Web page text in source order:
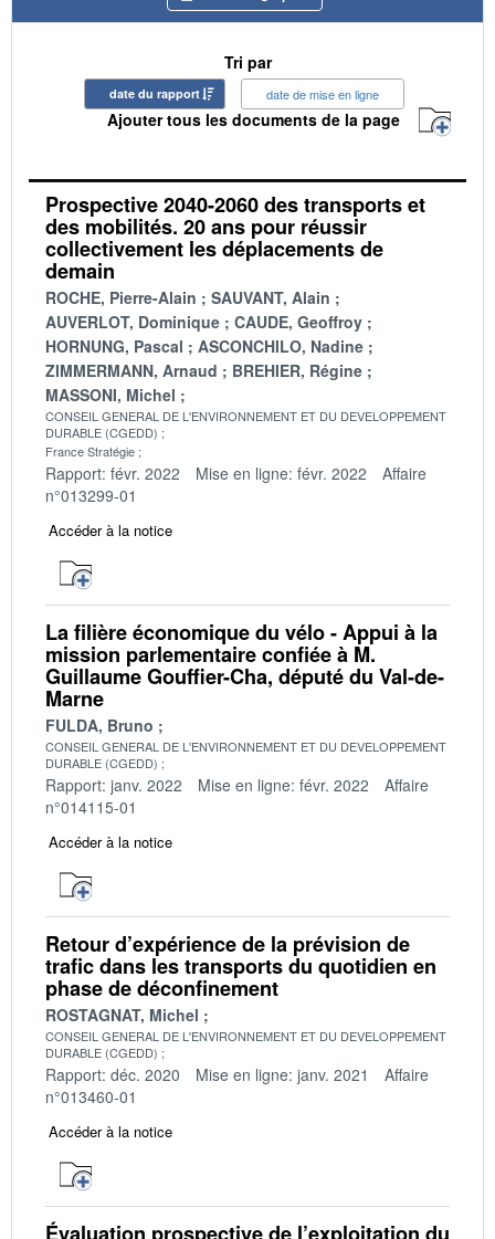
Tri par
date du rapport date de mise en ligne
Ajouter tous les documents de la page
Prospective 2040-2060 des transports et
des mobilités. 20 ans pour réussir
collectivement les déplacements de
demain
ROCHE, Pierre-Alain
SAUVANT, Alain
AUVERLOT, Dominique
CAUDE, Geoffroy
HORNUNG, Pascal
ASCONCHILO, Nadine
ZIMMERMANN, Arnaud
BREHIER, Régine
MASSONI, Michel
CONSEIL GENERAL DE L'ENVIRONNEMENT ET DU DEVELOPPEMENT
DURABLE (CGEDD)
France Stratégie
Rapport: févr. 2022 Mise en ligne: févr. 2022
Affaire
n°013299-01
Accéder à la notice
La filière économique du vélo - Appui à la
mission parlementaire confiée à M.
Guillaume Gouffier-Cha, député du Val-de-
Marne
FULDA, Bruno
CONSEIL GENERAL DE L'ENVIRONNEMENT ET DU DEVELOPPEMENT
DURABLE (CGEDD)
Rapport: janv. 2022 Mise en ligne: févr. 2022
Affaire
n°014115-01
Accéder à la notice
Retour d’expérience de la prévision de
trafic dans les transports du quotidien en
phase de déconfinement
ROSTAGNAT, Michel
CONSEIL GENERAL DE L'ENVIRONNEMENT ET DU DEVELOPPEMENT
DURABLE (CGEDD)
Rapport: déc. 2020 Mise en ligne: janv. 2021
Affaire
n°013460-01
Accéder à la notice